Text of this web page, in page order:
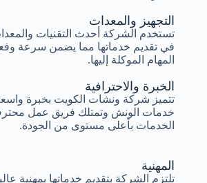
الخبرة والاحترافية
تتميز شركة ونشات الكويت بخبرة
خدمات الونش وتمتلك فريق عمل
الخدمات بأعلى مستوى من الجودة.
التجهيز والمعدات
تستخدم الشركة أحدث التقنيات
في تقديم خدماتها مما يضمن سرعة
المهام الموكلة إليها.
المهنية
تلتزم الشركة بتقديم خدماتها بمهنية